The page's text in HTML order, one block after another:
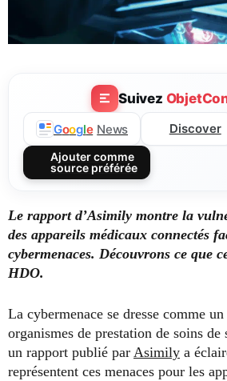
Suivez
Google News Discover
Ajouter comme
source préférée
Le rapport d’Asimily montre la
des appareils médicaux connectés
cybermenaces. Découvrons ce que
HDO.
La cybermenace se dresse comme
organismes de prestation de soins de
un rapport publié par Asimily a
représentent ces menaces pour les